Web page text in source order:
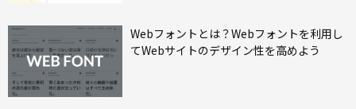
Webフォントとは？Webフォントを利用し
てWebサイトのデザイン性を高めよう